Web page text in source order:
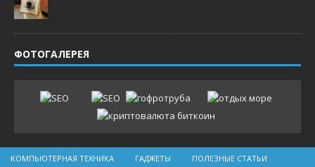
ФОТОГАЛЕРЕЯ
КОМПЬЮТЕРНАЯ ТЕХНИКА ГАДЖЕТЫ ПОЛЕЗНЫЕ СТАТЬИ